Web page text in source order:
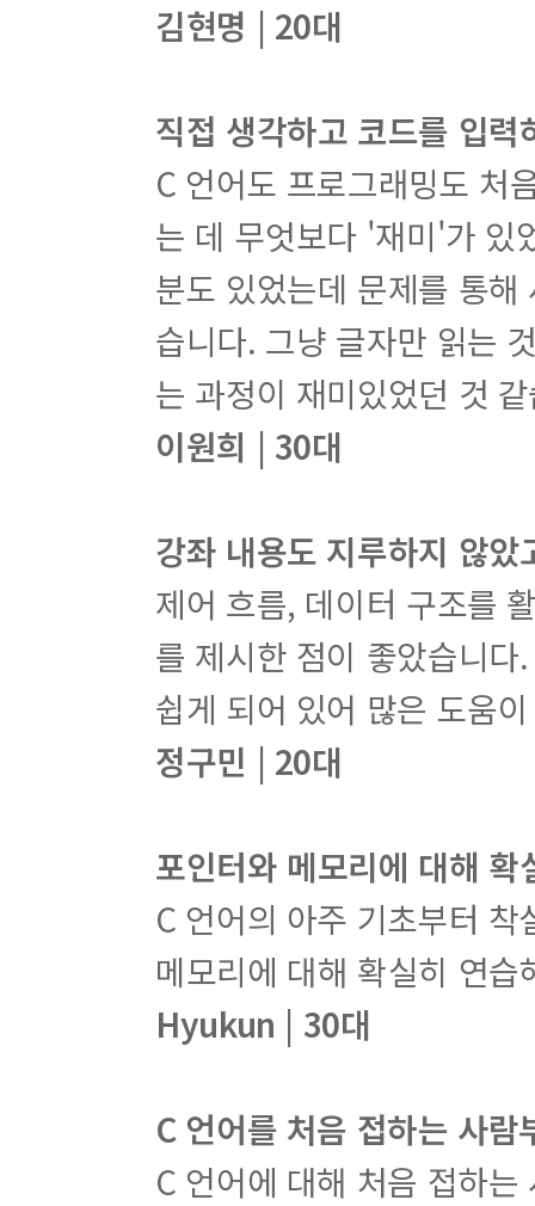
김현명 | 20대
직접 생각하고 코드를 입
C 언어도 프로그래밍도 처
는 데 무엇보다 '재미'가 있
분도 있었는데 문제를 통
습니다. 그냥 글자만 읽는
는 과정이 재미있었던 것
이원희 | 30대
강좌 내용도 지루하지 않
제어 흐름, 데이터 구조를
를 제시한 점이 좋았습니
쉽게 되어 있어 많은 도움
정구민 | 20대
포인터와 메모리에 대해 확
C 언어의 아주 기초부터
메모리에 대해 확실히 연습
Hyukun | 30대
C 언어를 처음 접하는 사
C 언어에 대해 처음 접하